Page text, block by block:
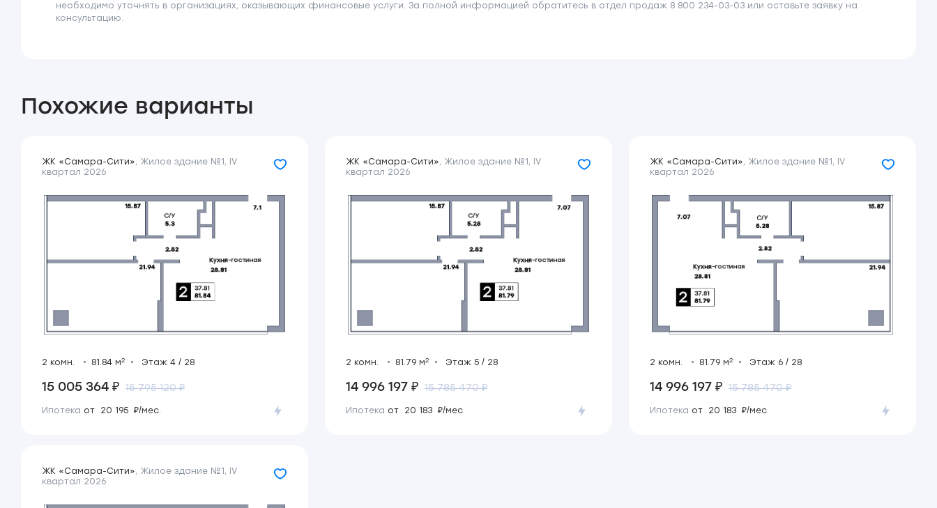
необходимо уточнять в организациях, оказывающих финансовые услуги. За полной информацией обратитесь в отдел продаж 8 800 234-03-03 или оставьте заявку на
консультацию.
Похожие варианты
ЖК «Самара-Сити», Жилое здание №1 , IV
квартал 2026
2 комн. 81.84 м2 Этаж 4 / 28
15 005 364 ₽ 15 795 120 ₽
Ипотека от 20 195 ₽/мес.
ЖК «Самара-Сити», Жилое здание №1 , IV
квартал 2026
2 комн. 81.79 м2 Этаж 5 / 28
14 996 197 ₽ 15 785 470 ₽
Ипотека от 20 183 ₽/мес.
ЖК «Самара-Сити», Жилое здание №1 , IV
квартал 2026
2 комн. 81.79 м2 Этаж 6 / 28
14 996 197 ₽ 15 785 470 ₽
Ипотека от 20 183 ₽/мес.
ЖК «Самара-Сити», Жилое здание №1 , IV
квартал 2026